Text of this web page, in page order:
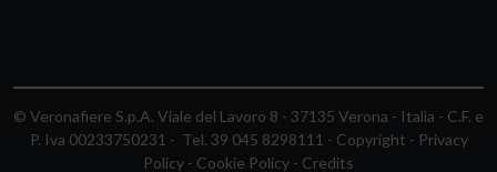
© Veronafiere S.p.A. Viale del Lavoro 8 - 37135 Verona - Italia - C.F. e
P. Iva 00233750231 - Tel. 39 045 8298111 - Copyright - Privacy
Policy - Cookie Policy - Credits